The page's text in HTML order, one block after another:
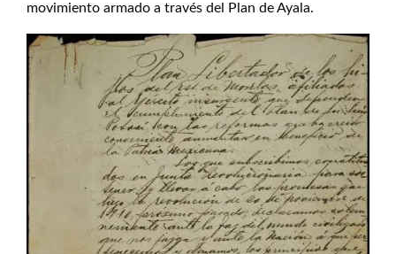
movimiento armado a través del Plan de Ayala.